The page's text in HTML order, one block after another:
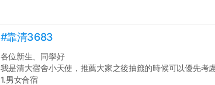
#靠清3683
各位新生、同學好
我是清大宿舍小天使，推薦大家之後抽籤的時候可以優先考
1.男女合宿